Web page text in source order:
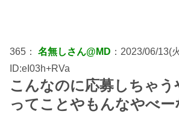
365： 名無しさん@MD ：2023/06/13(
ID:eI03h+RVa
こんなのに応募しちゃう
ってことやもんなやべー